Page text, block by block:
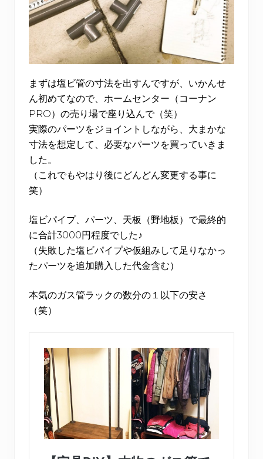
まずは塩ビ管の寸法を出すんですが、いかんせ
ん初めてなので、ホームセンター（コーナン
PRO）の売り場で座り込んで（笑）
実際のパーツをジョイントしながら、大まかな
寸法を想定して、必要なパーツを買っていきま
した。
（これでもやはり後にどんどん変更する事に
笑）
塩ビパイプ、パーツ、天板（野地板）で最終的
に合計3000円程度でした♪
（失敗した塩ビパイプや仮組みして足りなかっ
たパーツを追加購入した代金含む）
本気のガス管ラックの数分の１以下の安さ
（笑）